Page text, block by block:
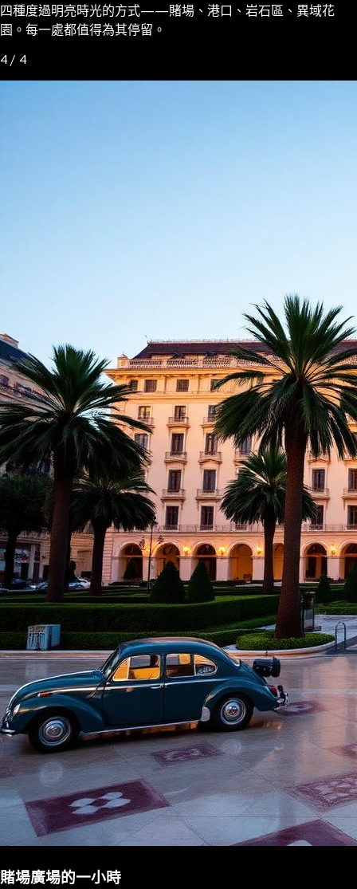
四種度過明亮時光的方式——賭場、港口、岩石區、異域花
園。每一處都值得為其停留。
4 / 4
賭場廣場的一小時